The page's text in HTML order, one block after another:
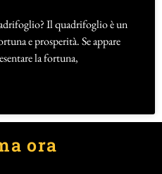
Il quadrifoglio è un
e prosperità. Se appare
la fortuna,
ora